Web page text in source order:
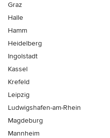
Graz
Halle
Hamm
Heidelberg
Ingolstadt
Kassel
Krefeld
Leipzig
Ludwigshafen-am-Rhein
Magdeburg
Mannheim